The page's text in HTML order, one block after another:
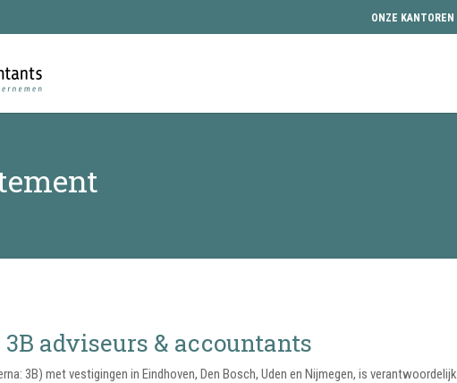
ONZE KANTOREN
adviseurs & accountants
3B) met vestigingen in Eindhoven, Den Bosch, Uden en Nijmegen, is verantwoordelijk